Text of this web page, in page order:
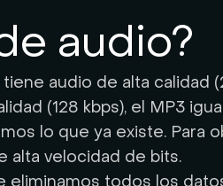
audio?
audio de alta calidad
(128 kbps), el MP3
lo que ya existe. Para
alta velocidad de bits.
eliminamos todos los